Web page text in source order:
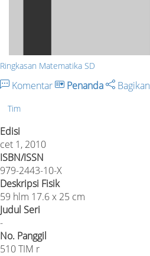
Ringkasan Matematika SD
Komentar Penanda Bagikan
Tim
Edisi
cet 1, 2010
ISBN/ISSN
979-2443-10-X
Deskripsi Fisik
59 hlm 17.6 x 25 cm
Judul Seri
-
No. Panggil
510 TIM r